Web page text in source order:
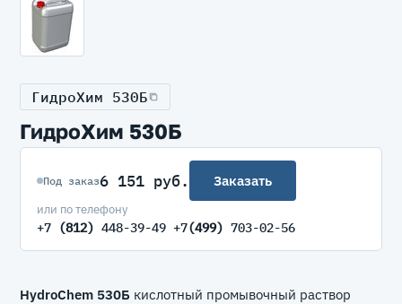
ГидроХим 530Б
ГидроХим 530Б
Под заказ6 151 руб. Заказать
или по телефону
+7 (812) 448-39-49 +7(499) 703-02-56
HydroChem 530Б кислотный промывочный раствор